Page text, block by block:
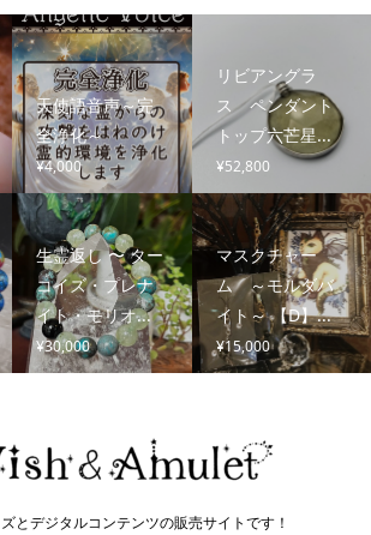
天使語音声～完
全浄化～
¥4,000
リビアングラ
ス ペンダント
トップ六芒星...
¥52,800
生霊返し 〜 ター
コイズ・プレナ
イト・モリオ...
¥30,000
マスクチャー
ム ～モルダバ
イト～ 【D】...
¥15,000
とデジタルコンテンツの販売サイトです！